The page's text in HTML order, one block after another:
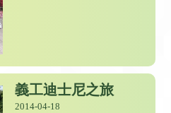
義工迪士尼之旅
2014-04-18